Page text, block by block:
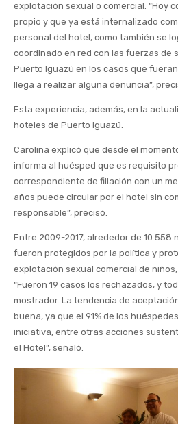
explotación sexual o comercial. “Hoy
propio y que ya está internalizado
personal del hotel, como también se
coordinado en red con las fuerzas de
Puerto Iguazú en los casos que
llega a realizar alguna denuncia”,
Esta experiencia, además, en la
hoteles de Puerto Iguazú.
Carolina explicó que desde el
informa al huésped que es requisito
correspondiente de filiación con un
años puede circular por el hotel sin
responsable”, precisó.
Entre 2009-2017, alrededor de 10.558
fueron protegidos por la política y
explotación sexual comercial de
“Fueron 19 casos los rechazados, y
mostrador. La tendencia de
buena, ya que el 91% de los
iniciativa, entre otras acciones
el Hotel”, señaló.